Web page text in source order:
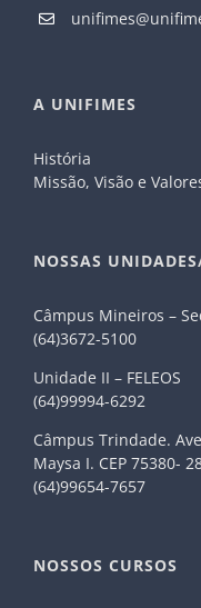
A UNIFIMES
História
Missão, Visão e
NOSSAS
Câmpus Mineiros –
(64)3672-5100
Unidade II – FELEOS
(64)99994-6292
Câmpus Trindade.
Maysa I. CEP 75380-
(64)99654-7657
NOSSOS CURSOS